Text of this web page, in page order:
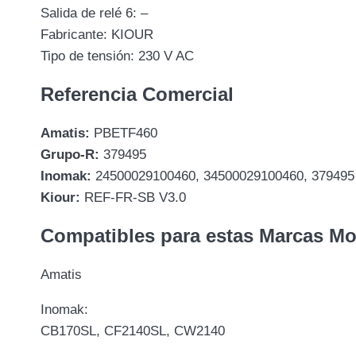
Salida de relé 6: –
Fabricante: KIOUR
Tipo de tensión: 230 V AC
Referencia Comercial
Amatis: PBETF460
Grupo-R: 379495
Inomak: 24500029100460, 34500029100460, 379495
Kiour: REF-FR-SB V3.0
Compatibles para estas Marcas
Amatis
Inomak:
CB170SL, CF2140SL, CW2140